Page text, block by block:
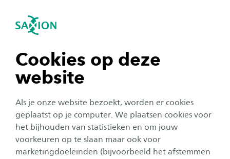
Cookies op deze
website
Als je onze website bezoekt, worden er cookies
geplaatst op je computer. We plaatsen cookies voor
het bijhouden van statistieken en om jouw
voorkeuren op te slaan maar ook voor
marketingdoeleinden (bijvoorbeeld het afstemmen
Navigatie openen
tonen
tonen
tonen
sluiten